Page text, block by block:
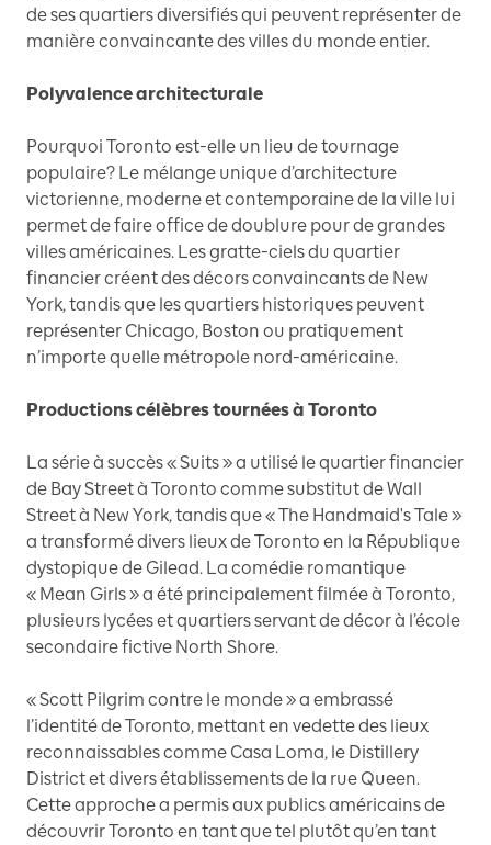
de ses quartiers diversifiés qui peuvent représenter de
manière convaincante des villes du monde entier.
Polyvalence architecturale
Pourquoi Toronto est-elle un lieu de tournage
populaire? Le mélange unique d’architecture
victorienne, moderne et contemporaine de la ville lui
permet de faire office de doublure pour de grandes
villes américaines. Les gratte-ciels du quartier
financier créent des décors convaincants de New
York, tandis que les quartiers historiques peuvent
représenter Chicago, Boston ou pratiquement
n’importe quelle métropole nord-américaine.
Productions célèbres tournées à Toronto
La série à succès « Suits » a utilisé le quartier financier
de Bay Street à Toronto comme substitut de Wall
Street à New York, tandis que « The Handmaid's Tale »
a transformé divers lieux de Toronto en la République
dystopique de Gilead. La comédie romantique
« Mean Girls » a été principalement filmée à Toronto,
plusieurs lycées et quartiers servant de décor à l’école
secondaire fictive North Shore.
« Scott Pilgrim contre le monde » a embrassé
l’identité de Toronto, mettant en vedette des lieux
reconnaissables comme Casa Loma, le Distillery
District et divers établissements de la rue Queen.
Cette approche a permis aux publics américains de
découvrir Toronto en tant que tel plutôt qu’en tant